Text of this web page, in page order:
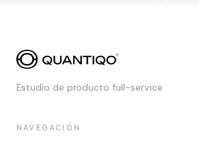
Estudio de producto full-service
NAVEGACIÓN